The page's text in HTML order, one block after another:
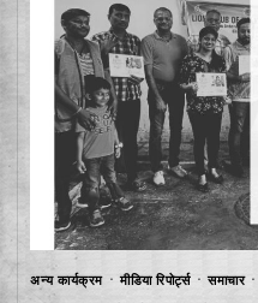
अन्य कार्यक्रम मीडिया रिपोर्ट्स समाचार